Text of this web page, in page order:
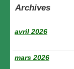
Archives
avril 2026
mars 2026